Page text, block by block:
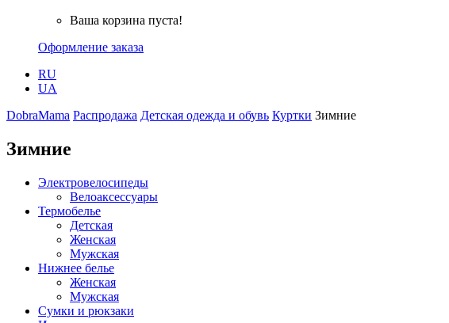
Ваша корзина пуста!
Оформление заказа
RU
UA
DobraMama Распродажа Детская одежда и обувь Куртки Зимние
Зимние
Электровелосипеды
Велоаксессуары
Термобелье
Детская
Женская
Мужская
Нижнее белье
Женская
Мужская
Сумки и рюкзаки